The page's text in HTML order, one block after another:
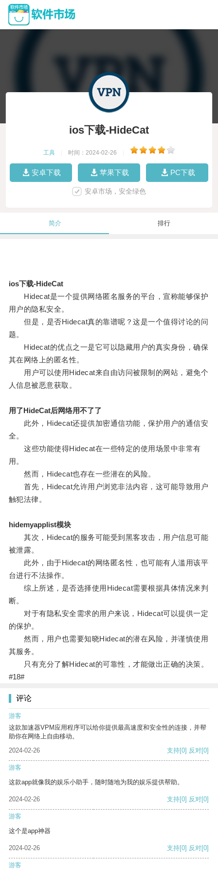
ios下载-HideCat
工具 时间：2024-02-26
安卓下载 苹果下载 PC下载
安卓市场，安全绿色
简介 排行
ios下载-HideCat
Hidecat是一个提供网络匿名服务的平台，宣称能够保护
用户的隐私安全。
但是，是否Hidecat真的靠谱呢？这是一个值得讨论的问
题。
Hidecat的优点之一是它可以隐藏用户的真实身份，确保
其在网络上的匿名性。
用户可以使用Hidecat来自由访问被限制的网站，避免个
人信息被恶意获取。
用了HideCat后网络用不了了
此外，Hidecat还提供加密通信功能，保护用户的通信安
全。
这些功能使得Hidecat在一些特定的使用场景中非常有
用。
然而，Hidecat也存在一些潜在的风险。
首先，Hidecat允许用户浏览非法内容，这可能导致用户
触犯法律。
hidemyapplist模块
其次，Hidecat的服务可能受到黑客攻击，用户信息可能
被泄露。
此外，由于Hidecat的网络匿名性，也可能有人滥用该平
台进行不法操作。
综上所述，是否选择使用Hidecat需要根据具体情况来判
断。
对于有隐私安全需求的用户来说，Hidecat可以提供一定
的保护。
然而，用户也需要知晓Hidecat的潜在风险，并谨慎使用
其服务。
只有充分了解Hidecat的可靠性，才能做出正确的决策。
#18#
评论
游客
这款加速器VPM应用程序可以给你提供最高速度和安全性的连接，并帮
助你在网络上自由移动。
2024-02-26
支持[0] 反对[0]
游客
这款app就像我的娱乐小助手，随时随地为我的娱乐提供帮助。
2024-02-26 支持[0] 反对[0]
游客
这个是app神器
2024-02-26 支持[0] 反对[0]
游客